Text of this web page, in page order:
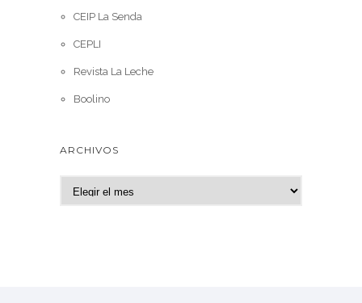
CEIP La Senda
CEPLI
Revista La Leche
Boolino
ARCHIVOS
r